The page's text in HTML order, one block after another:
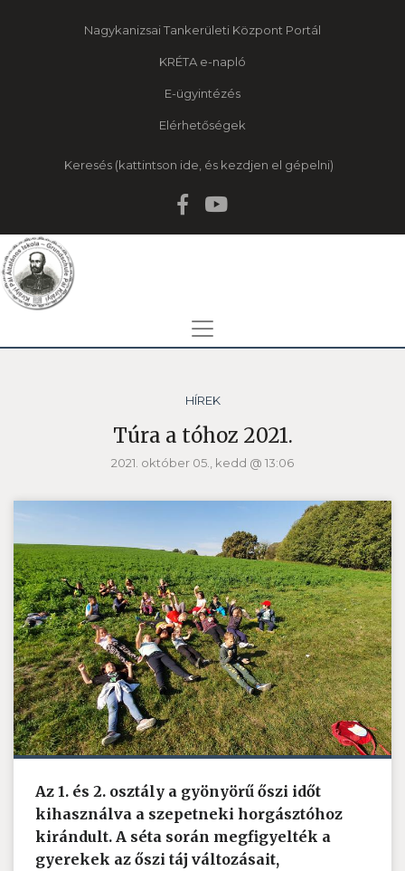
Nagykanizsai Tankerületi Központ Portál
KRÉTA e-napló
E-ügyintézés
Elérhetőségek
Keresés
HÍREK
Túra a tóhoz 2021.
2021. október 05., kedd @ 13:06
Az 1. és 2. osztály a gyönyörű őszi időt
kihasználva a szepetneki horgásztóhoz
kirándult. A séta során megfigyelték a
gyerekek az őszi táj változásait,